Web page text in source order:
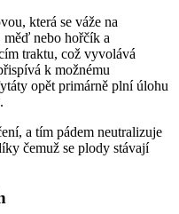
která se váže na
nebo hořčík a
traktu, což vyvolává
k možnému
opět primárně plní úlohu
a tím pádem neutralizuje
čemuž se plody stávají